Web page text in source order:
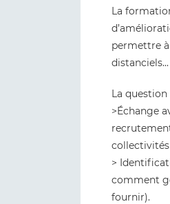
La
permettre
distanciels...
La
>Échange
collectivités
>
comment
fournir).